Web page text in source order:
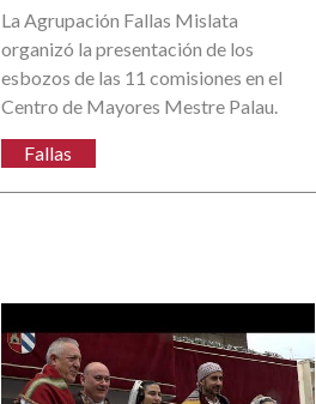
La Agrupación Fallas Mislata
organizó la presentación de los
esbozos de las 11 comisiones en el
Centro de Mayores Mestre Palau.
Fallas